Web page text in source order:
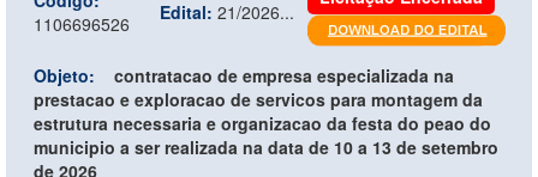
1106696526
Edital: 21/2026...
Objeto:
contratacao de empresa especializada na
prestacao e exploracao de servicos para montagem da
estrutura necessaria e organizacao da festa do peao do
municipio a ser realizada na data de 10 a 13 de setembro
de 2026